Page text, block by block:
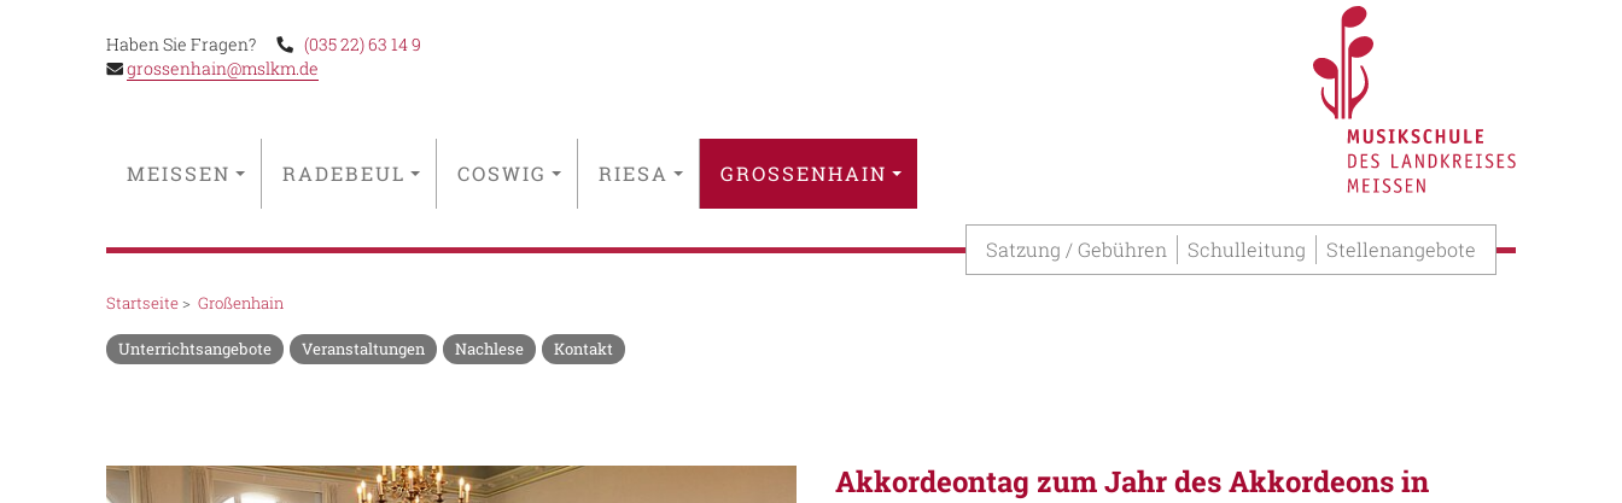
Haben Sie Fragen?
(035 22) 63 14 9
grossenhain@mslkm.de
MEISSEN RADEBEUL COSWIG RIESA GROSSENHAIN
Satzung / Gebühren Schulleitung Stellenangebote
Startseite> Großenhain
Unterrichtsangebote Veranstaltungen Nachlese Kontakt
Akkordeontag zum Jahr des Akkordeons in